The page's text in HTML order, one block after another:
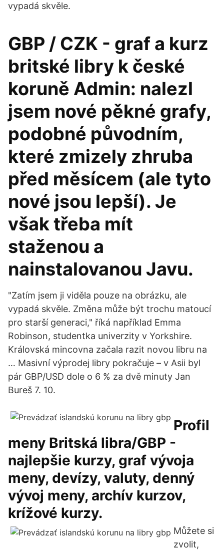
vypadá skvěle.
GBP / CZK - graf a kurz
britské libry k české
koruně Admin: nalezl
jsem nové pěkné grafy,
podobné původním,
které zmizely zhruba
před měsícem (ale tyto
nové jsou lepší). Je
však třeba mít
staženou a
nainstalovanou Javu.
"Zatím jsem ji viděla pouze na obrázku, ale
vypadá skvěle. Změna může být trochu matoucí
pro starší generaci," říká například Emma
Robinson, studentka univerzity v Yorkshire.
Královská mincovna začala razit novou libru na
… Masivní výprodej libry pokračuje – v Asii byl
pár GBP/USD dole o 6 % za dvě minuty Jan
Bureš 7. 10.
Profil
meny Britská libra/GBP -
najlepšie kurzy, graf vývoja
meny, devízy, valuty, denný
vývoj meny, archív kurzov,
krížové kurzy.
Můžete si
zvolit,